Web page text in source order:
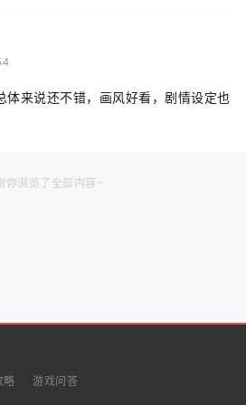
体来说还不错，画风好看，剧情设定也
你浏览了全部内容~
略 游戏问答